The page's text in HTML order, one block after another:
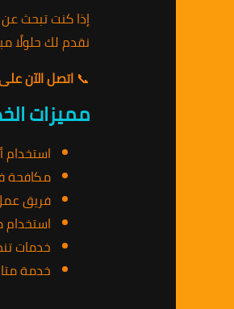
إذا كنت تبحث
نقدم لك حلولًا
📞اتصل الآن على
مميزات
استخدام
مكافحة
فريق
استخدام
خدمات
خدمة